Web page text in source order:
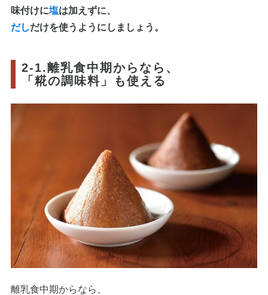
味付けに塩は加えずに、
だしだけを使うようにしましょう。
2-1.離乳食中期からなら、
「糀の調味料」も使える
離乳食中期からなら、